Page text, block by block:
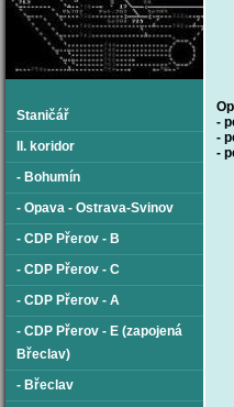
Staničář
II. koridor
- Bohumín
- Opava - Ostrava-Svinov
- CDP Přerov - B
- CDP Přerov - C
- CDP Přerov - A
- CDP Přerov - E (zapojená
Břeclav)
- Břeclav
-
-
-